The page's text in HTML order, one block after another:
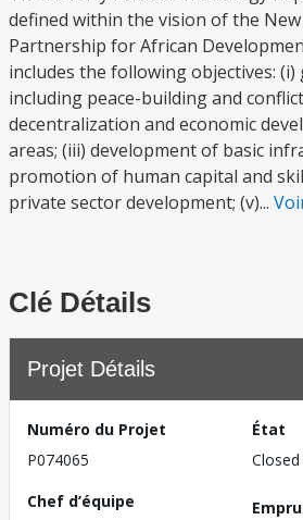
defined within the vision of the New
Partnership for African
includes the following objectives: (i)
including peace-building and
decentralization and economic
areas; (iii) development of basic
promotion of human capital and
private sector development; (v)...
Clé Détails
Projet Détails
Numéro du Projet
P074065
État
Closed
Chef d’équipe